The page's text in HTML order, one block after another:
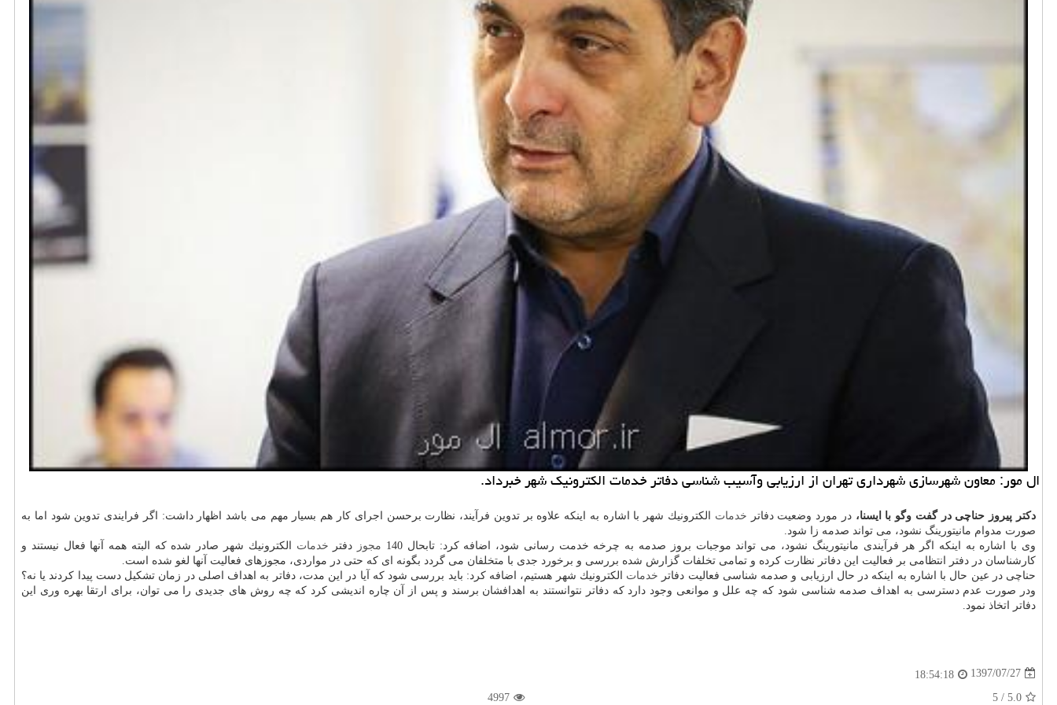
ال مور: معاون شهرسازی شهرداری تهران از ارزیابی وآسیب شناسی دفاتر خدمات الكترونیك شهر خبرداد.
دكتر پیروز حناچی در گفت وگو با ایسنا،در مورد وضعیت دفاتر خدمات الكترونیك شهر با اشاره به اینكه علاوه بر تدوین فرآیند، نظارت برحسن اجرای كار هم بسیار مهم می باشد اظهار داشت: اگر فرایندی تدوین شود اما به
صورت مدوام مانیتورینگ نشود، می تواند صدمه زا شود.
وی با اشاره به اینكه اگر هر فرآیندی مانیتورینگ نشود، می تواند موجبات بروز صدمه به چرخه خدمت رسانی شود، اضافه كرد: تابحال 140
مجوز دفتر خدمات الكترونیك شهر صادر شده كه البته همه آنها فعال نیستند و
كارشناسان در دفتر انتظامی بر فعالیت این دفاتر نظارت كرده و تمامی تخلفات گزارش شده بررسی و برخورد جدی با متخلفان می گردد بگونه ای كه حتی در مواردی، مجوزهای فعالیت آنها لغو شده است.
حناچی در عین حال با اشاره به اینكه در حال ارزیابی و صدمه شناسی فعالیت دفاتر خدمات الكترونیك شهر هستیم، اضافه كرد: باید بررسی شود كه آیا در این مدت، دفاتر به اهداف اصلی در زمان تشكیل دست پیدا كردند یا نه؟
ودر صورت عدم دسترسی به اهداف صدمه شناسی شود كه چه علل و موانعی وجود دارد كه دفاتر نتوانستند به اهدافشان برسند و پس از آن چاره اندیشی كرد كه چه روش های جدیدی را می توان، برای ارتقا بهره وری این
دفاتر اتخاذ نمود.
1397/07/27
18:54:18
5.0
/ 5
4997